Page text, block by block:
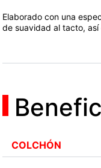
Elaborado con una
de suavidad al tacto,
COLCHÓN